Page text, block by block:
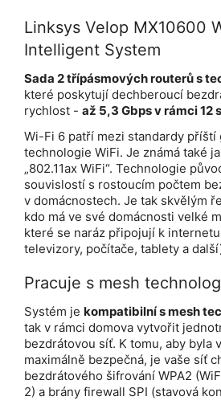
Linksys Velop MX10600
Intelligent System
Sada 2 třípásmových routerů s
které poskytují dechberoucí
rychlost - až 5,3 Gbps v rámci 12
Wi-Fi 6 patří mezi standardy příští
technologie WiFi. Je známá také
„802.11ax WiFi“. Technologie
souvislostí s rostoucím počtem
v domácnostech. Je tak skvělým
kdo má ve své domácnosti velké
které se naráz připojují k
televizory, počítače, tablety a
Pracuje s mesh
Systém je kompatibilní s mesh
tak v rámci domova vytvořit
bezdrátovou síť. K tomu, aby byla
maximálně bezpečná, je vaše síť
bezdrátového šifrování WPA2
2) a brány firewall SPI (stavová